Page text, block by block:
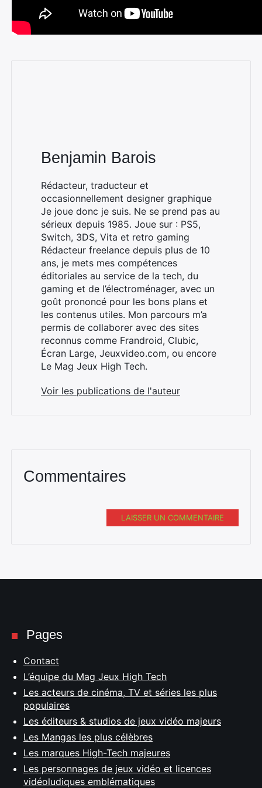
Benjamin Barois
Rédacteur, traducteur et
occasionnellement designer graphique
Je joue donc je suis. Ne se prend pas au
sérieux depuis 1985. Joue sur : PS5,
Switch, 3DS, Vita et retro gaming
Rédacteur freelance depuis plus de 10
ans, je mets mes compétences
éditoriales au service de la tech, du
gaming et de l’électroménager, avec un
goût prononcé pour les bons plans et
les contenus utiles. Mon parcours m’a
permis de collaborer avec des sites
reconnus comme Frandroid, Clubic,
Écran Large, Jeuxvideo.com, ou encore
Le Mag Jeux High Tech.
Voir les publications de l'auteur
Commentaires
LAISSER UN COMMENTAIRE
Pages
Contact
L’équipe du Mag Jeux High Tech
Les acteurs de cinéma, TV et séries les plus
populaires
Les éditeurs & studios de jeux vidéo majeurs
Les Mangas les plus célèbres
Les marques High-Tech majeures
Les personnages de jeux vidéo et licences
vidéoludiques emblématiques
Rechercher
: